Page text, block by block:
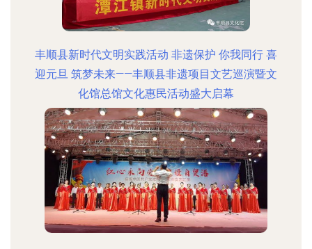
丰顺县新时代文明实践活动 非遗保护 你我同行 喜
迎元旦 筑梦未来——丰顺县非遗项目文艺巡演暨文
化馆总馆文化惠民活动盛大启幕